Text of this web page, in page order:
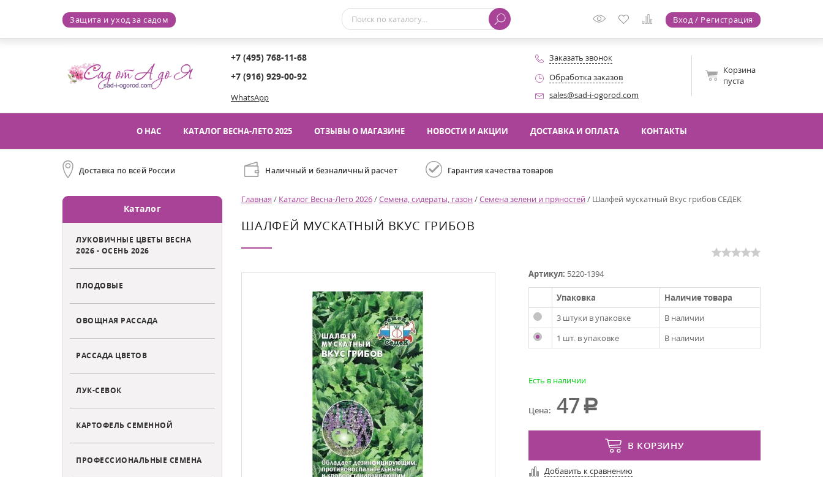
Защита и уход за садом Вход / Регистрация
+7 (495) 768-11-68
+7 (916) 929-00-92
WhatsApp
Заказать звонок
Обработка заказов
sales@sad-i-ogorod.com
Корзина
пуста
О НАС КАТАЛОГ ВЕСНА-ЛЕТО 2025 ОТЗЫВЫ О МАГАЗИНЕ НОВОСТИ И АКЦИИ ДОСТАВКА И ОПЛАТА КОНТАКТЫ
Доставка по всей России Наличный и безналичный расчет Гарантия качества товаров
Каталог
ЛУКОВИЧНЫЕ ЦВЕТЫ ВЕСНА
2026 - ОСЕНЬ 2026
ПЛОДОВЫЕ
ОВОЩНАЯ РАССАДА
РАССАДА ЦВЕТОВ
ЛУК-СЕВОК
КАРТОФЕЛЬ СЕМЕННОЙ
ПРОФЕССИОНАЛЬНЫЕ СЕМЕНА
Главная / Каталог Весна-Лето 2026/Семена, сидераты, газон/Семена зелени и пряностей/ Шалфей мускатный Вкус грибов СЕДЕК
ШАЛФЕЙ МУСКАТНЫЙ ВКУС ГРИБОВ
Артикул: 5220-1394
Упаковка
Наличие товара
3 штуки в упаковке
В наличии
1 шт. в упаковке
В наличии
Есть в наличии
Цена: 47
В КОРЗИНУ
Добавить к сравнению